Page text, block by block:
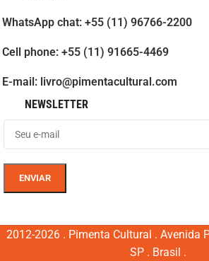
WhatsApp chat: +55 (11) 96766-2200
Cell phone: +55 (11) 91665-4469
E-mail: livro@pimentacultural.com
NEWSLETTER
2012-2026 . Pimenta Cultural . Avenida
SP . Brasil .